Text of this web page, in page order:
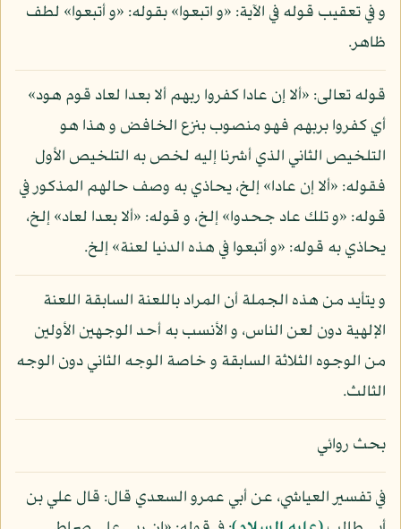
و في تعقيب قوله في الآية: «و اتبعوا» بقوله: «و أتبعوا» لطف
ظاهر.
قوله تعالى: «ألا إن عادا كفروا ربهم ألا بعدا لعاد قوم هود»
أي كفروا بربهم فهو منصوب بنزع الخافض و هذا هو
التلخيص الثاني الذي أشرنا إليه لخص به التلخيص الأول
فقوله: «ألا إن عادا» إلخ، يحاذي به وصف حالهم المذكور في
قوله: «و تلك عاد جحدوا» إلخ، و قوله: «ألا بعدا لعاد» إلخ،
يحاذي به قوله: «و أتبعوا في هذه الدنيا لعنة» إلخ.
و يتأيد من هذه الجملة أن المراد باللعنة السابقة اللعنة
الإلهية دون لعن الناس، و الأنسب به أحد الوجهين الأولين
من الوجوه الثلاثة السابقة و خاصة الوجه الثاني دون الوجه
الثالث.
بحث روائي
في تفسير العياشي، عن أبي عمرو السعدي قال: قال علي بن